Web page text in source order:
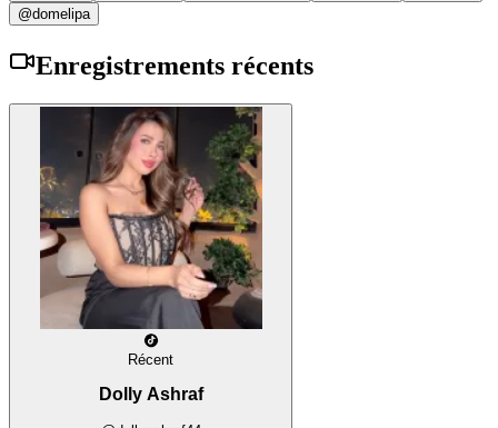
@domelipa
Enregistrements récents
Récent
Dolly Ashraf